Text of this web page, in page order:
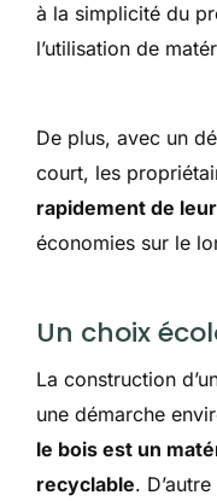
à la simplicité du
l’utilisation de
De plus, avec un
court, les
rapidement de
économies sur le
Un choix
La construction
une démarche
le bois est un
recyclable.